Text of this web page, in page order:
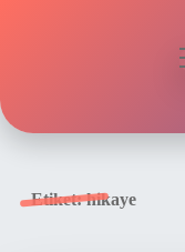
Etiket:hikaye